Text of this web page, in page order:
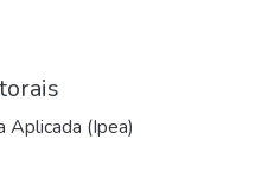
Aplicada (Ipea)